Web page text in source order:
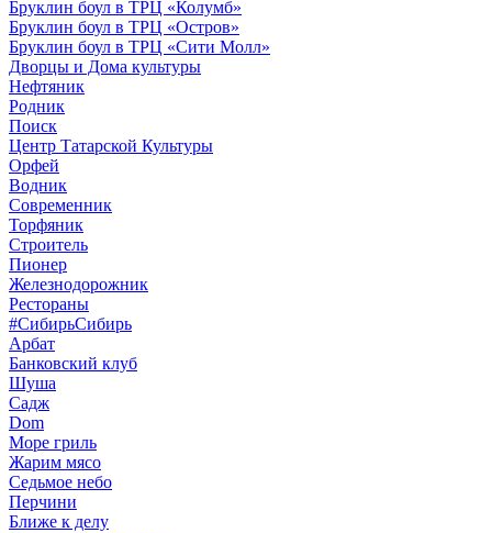
Бруклин боул в ТРЦ «Колумб»
Бруклин боул в ТРЦ «Остров»
Бруклин боул в ТРЦ «Сити Молл»
Дворцы и Дома культуры
Нефтяник
Родник
Поиск
Центр Татарской Культуры
Орфей
Водник
Современник
Торфяник
Строитель
Пионер
Железнодорожник
Рестораны
#СибирьСибирь
Арбат
Банковский клуб
Шуша
Садж
Dom
Море гриль
Жарим мясо
Седьмое небо
Перчини
Ближе к делу